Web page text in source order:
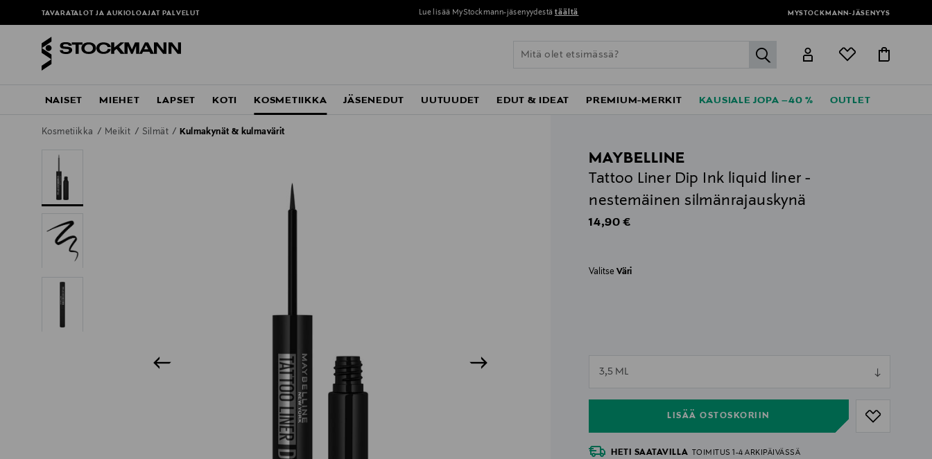
TAVARATALOT JA AUKIOLOAJAT PALVELUT Lue lisää MyStockmann-jäsenyydestä täältä MYSTOCKMANN-JÄSENYYS
label.header.go
NAISET MIEHET LAPSET KOTI KOSMETIIKKA JÄSENEDUT UUTUUDET EDUT & IDEAT PREMIUM-MERKIT KAUSIALE JOPA –40 % OUTLET
Kosmetiikka Meikit Silmät Kulmakynät & kulmavärit
MAYBELLINE
Tattoo Liner Dip Ink liquid liner -
nestemäinen silmänrajauskynä
Original Price
14,90 €
ValitseVäri
3,5 ML
LISÄÄ OSTOSKORIIN
null
HETI SAATAVILLA
TOIMITUS 1-4 ARKIPÄIVÄSSÄ